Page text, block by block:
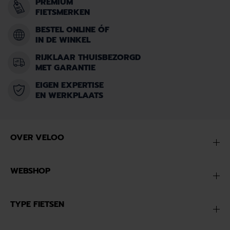
FIETSMERKEN
BESTEL ONLINE ÓF
IN DE WINKEL
RIJKLAAR THUISBEZORGD
MET GARANTIE
EIGEN EXPERTISE
EN WERKPLAATS
OVER VELOO
WEBSHOP
TYPE FIETSEN